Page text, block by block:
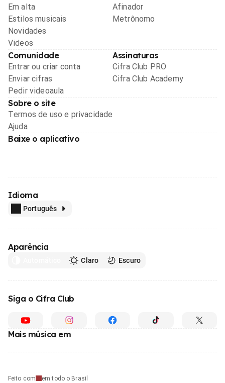
Em alta
Estilos musicais
Novidades
Videos
Afinador
Metrônomo
Comunidade
Entrar ou criar conta
Enviar cifras
Pedir videoaula
Assinaturas
Cifra Club PRO
Cifra Club Academy
Sobre o site
Termos de uso e privacidade
Ajuda
Baixe o aplicativo
Idioma
Português
Aparência
Claro Escuro
Siga o Cifra Club
Mais música em
Feito com em todo o Brasil